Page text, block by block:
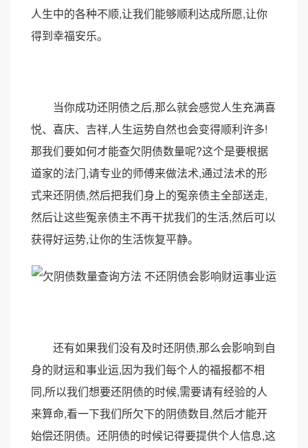
人生中的各种不顺,让我们能够顺利达成所愿,让你
得到幸福安乐。
当你成功还阴债之后,那么就会感觉人生充满喜
悦、喜庆、吉祥,人生运势自然也会变得顺利许多!
那我们要如何才能查欠阴债数量呢?这个是要根据
道家的法门,请专业的师傅来做法术,通过法术的形
式来还阴债,然后把我们身上的冤亲债主全部送走,
然后让这些冤亲债主不再干扰我们的生活,然后可以
获得好运势,让你的生活恢复平静。
还有如果我们没有及时还阴债,那么会影响到自
身的财运和事业运,因为我们每个人的福报都不相
同,所以我们想要还阴债的时候,需要请有经验的人
来算命,看一下我们所欠下的阴债数目,然后才能开
始偿还阴债。还阴债的时候记得要提供个人信息,这